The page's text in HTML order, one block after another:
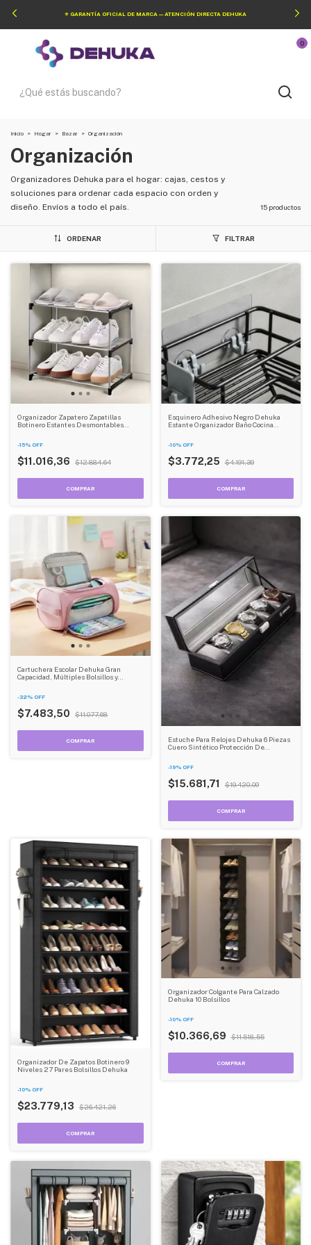
⭐ GARANTÍA OFICIAL DE MARCA — ATENCIÓN DIRECTA DEHUKA
0
Inicio > Hogar > Bazar > Organización
Organización
Organizadores Dehuka para el hogar: cajas, cestos y
soluciones para ordenar cada espacio con orden y
diseño. Envíos a todo el país.
15 productos
ORDENAR FILTRAR
Organizador Zapatero Zapatillas
Botinero Estantes Desmontables
-15% OFF
$11.016,36 $12.884,64
Esquinero Adhesivo Negro Dehuka
Estante Organizador Baño Cocina
-10% OFF
$3.772,25 $4.191,39
Cartuchera Escolar Dehuka Gran
Capacidad, Múltiples Bolsillos y
-32% OFF
$7.483,50 $11.077,68
Estuche Para Relojes Dehuka 6 Piezas
Cuero Sintético Protección De
-19% OFF
$15.681,71 $19.420,09
Organizador De Zapatos Botinero 9
Niveles 27 Pares Bolsillos Dehuka
-10% OFF
$23.779,13 $26.421,26
Organizador Colgante Para Calzado
Dehuka 10 Bolsillos
-10% OFF
$10.366,69 $11.518,55